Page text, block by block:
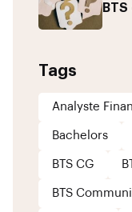
Tags
Analyste
Bachelors
BTS CG
BTS